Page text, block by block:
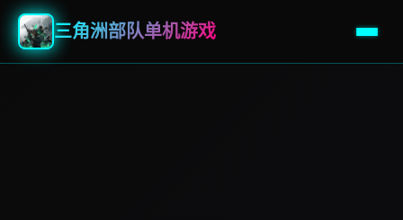
三角洲部队单机游戏